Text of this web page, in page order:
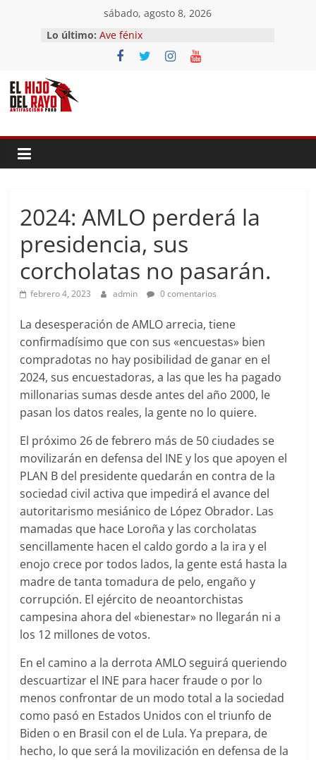
contenido
sábado, agosto 8, 2026
Lo último: Ave fénix
¿Dios no existe?
First Time
2024: AMLO perderá la
presidencia, sus
corcholatas no pasarán.
febrero 4, 2023 admin 0 comentarios
La desesperación de AMLO arrecia, tiene
confirmadísimo que con sus «encuestas» bien
compradotas no hay posibilidad de ganar en el
2024, sus encuestadoras, a las que les ha pagado
millonarias sumas desde antes del año 2000, le
pasan los datos reales, la gente no lo quiere.
El próximo 26 de febrero más de 50 ciudades se
movilizarán en defensa del INE y los que apoyen el
PLAN B del presidente quedarán en contra de la
sociedad civil activa que impedirá el avance del
autoritarismo mesiánico de López Obrador. Las
mamadas que hace Loroña y las corcholatas
sencillamente hacen el caldo gordo a la ira y el
enojo crece por todos lados, la gente está hasta la
madre de tanta tomadura de pelo, engaño y
corrupción. El ejército de neoantorchistas
campesina ahora del «bienestar» no llegarán ni a
los 12 millones de votos.
En el camino a la derrota AMLO seguirá queriendo
descuartizar el INE para hacer fraude o por lo
menos confrontar de un modo total a la sociedad
como pasó en Estados Unidos con el triunfo de
Biden o en Brasil con el de Lula. Ya prepara, de
hecho, lo que será la movilización en defensa de la